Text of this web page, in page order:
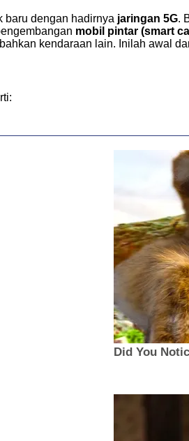
dengan hadirnya jaringan 5G.
mobil pintar (smart
kendaraan lain. Inilah awal